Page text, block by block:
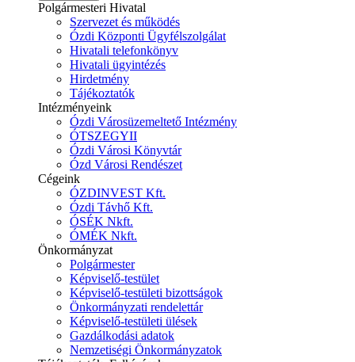
Polgármesteri Hivatal
Szervezet és működés
Ózdi Központi Ügyfélszolgálat
Hivatali telefonkönyv
Hivatali ügyintézés
Hirdetmény
Tájékoztatók
Intézményeink
Ózdi Városüzemeltető Intézmény
ÓTSZEGYII
Ózdi Városi Könyvtár
Ózd Városi Rendészet
Cégeink
ÓZDINVEST Kft.
Ózdi Távhő Kft.
ÓSÉK Nkft.
ÓMÉK Nkft.
Önkormányzat
Polgármester
Képviselő-testület
Képviselő-testületi bizottságok
Önkormányzati rendelettár
Képviselő-testületi ülések
Gazdálkodási adatok
Nemzetiségi Önkormányzatok